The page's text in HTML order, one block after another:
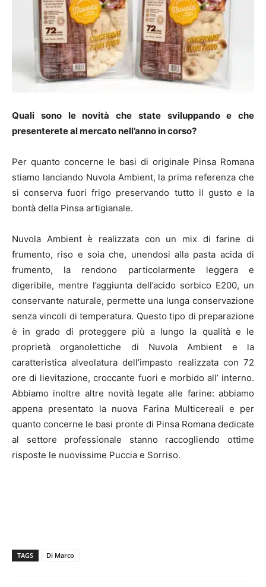
Quali sono le novità che state sviluppando e che
presenterete al mercato nell’anno in corso?
Per quanto concerne le basi di originale Pinsa Romana
stiamo lanciando Nuvola Ambient, la prima referenza che
si conserva fuori frigo preservando tutto il gusto e la
bontà della Pinsa artigianale.
Nuvola Ambient è realizzata con un mix di farine di
frumento, riso e soia che, unendosi alla pasta acida di
frumento, la rendono particolarmente leggera e
digeribile, mentre l’aggiunta dell’acido sorbico E200, un
conservante naturale, permette una lunga conservazione
senza vincoli di temperatura. Questo tipo di preparazione
è in grado di proteggere più a lungo la qualità e le
proprietà organolettiche di Nuvola Ambient e la
caratteristica alveolatura dell’impasto realizzata con 72
ore di lievitazione, croccante fuori e morbido all’ interno.
Abbiamo inoltre altre novità legate alle farine: abbiamo
appena presentato la nuova Farina Multicereali e per
quanto concerne le basi pronte di Pinsa Romana dedicate
al settore professionale stanno raccogliendo ottime
risposte le nuovissime Puccia e Sorriso.
TAGS Di Marco